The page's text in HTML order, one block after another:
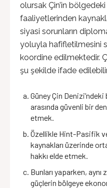
olursak Çin’in
faaliyetlerinden
siyasi sorunların
yoluyla hafifletilmesini
koordine edilmektedir.
şu şekilde ifade
Güney Çin
arasında güvenli bir
etmek.
Özellikle Hint-Pasifik
kaynakları üzerinde
hakkı elde etmek.
Bunları yaparken,
güçlerin bölgeye